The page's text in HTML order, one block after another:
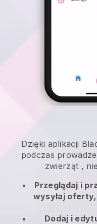
Dzięki aplikacji
podczas
zwierząt ,
Przeglądaj i
wysyłaj
Dodaj i